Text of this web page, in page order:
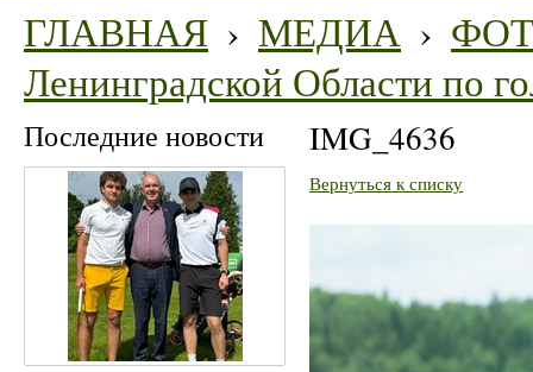
ГЛАВНАЯ › МЕДИА ›
Ленинградской Области по
Последние новости IMG_4636
Вернуться к списку